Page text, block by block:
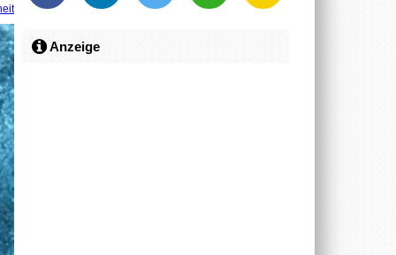
Anzeige